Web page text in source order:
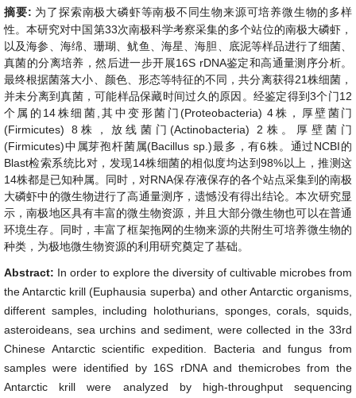
摘要: 为了探索南极大磷虾等南极不同生物来源可培养微生物的多样
性。本研究对中国第33次南极科学考察采集的多个站位的南极大磷虾，
以及海参、海绵、珊瑚、鱿鱼、海星、海胆、底泥等样品进行了细菌、
真菌的分离培养，然后进一步开展16S rDNA鉴定和高通量测序分析。
最终根据菌落大小、颜色、形态等特征的不同，共分离获得21株细菌，
并未分离到真菌，可能样品保藏时间过久的原因。经鉴定得到3个门12
个属的14株细菌,其中变形菌门(Proteobacteria) 4株，厚壁菌门
(Firmicutes) 8株，放线菌门(Actinobacteria) 2株。厚壁菌门
(Firmicutes)中属芽孢杆菌属(Bacillus sp.)最多，有6株。通过NCBI的
Blast检索系统比对，发现14株细菌的相似度均达到98%以上，推测这
14株都是已知种属。同时，对RNA保存液保存的各个站点采集到的南极
大磷虾中的微生物进行了高通量测序，遗憾没有得出结论。本次研究显
示，南极地区具有丰富的微生物资源，并且大部分微生物也可以在普通
环境生存。同时，丰富了框架拖网的生物来源的共附生可培养微生物的
种类，为极地微生物资源的利用研究奠定了基础。
Abstract: In order to explore the diversity of cultivable microbes from
the Antarctic krill (Euphausia superba) and other Antarctic organisms,
different samples, including holothurians, sponges, corals, squids,
asteroideans, sea urchins and sediment, were collected in the 33rd
Chinese Antarctic scientific expedition. Bacteria and fungus from
samples were identified by 16S rDNA and themicrobes from the
Antarctic krill were analyzed by high-throughput sequencing